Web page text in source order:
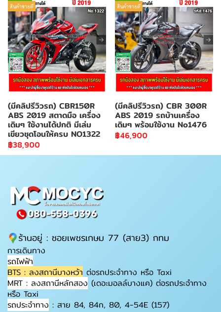
สินค้าขายดี
(มีคลิปรีวิวรถ) CBR150R
ABS 2019 สตาดมือ เครื่อง
เดิมๆ ใช้งานได้ปกติ มีเล่ม
เขียวชุดโอนให้ครบ NO1322
฿38,900
สินค้าขายดี
(มีคลิปรีวิวรถ) CBR 300R
ABS 2019 รถบ้านเครื่อง
เดิมๆ พร้อมใช้งาน No1476
฿46,900
ร้านอยู่ : ซอยเพชรเกษม 77 (สาย3) กทม
การเดินทาง
รถไฟฟ้า
BTS : ลงสถานีบางหว้า ต่อรถประจำทาง หรือ Taxi
MRT : ลงสถานีหลักสอง (เดอะมอลล์บางแค) ต่อรถประจำทาง
หรือ Taxi
รถประจำทาง : สาย 84, 84ก, 80, 4-54E (157)